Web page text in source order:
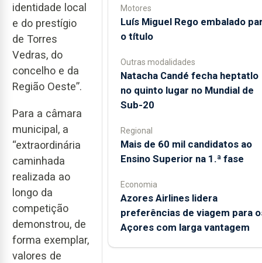
identidade local
e do prestígio
de Torres
Vedras, do
concelho e da
Região Oeste”.
Para a câmara
municipal, a
“extraordinária
caminhada
realizada ao
longo da
competição
demonstrou, de
forma exemplar,
valores de
Motores
Luís Miguel Rego embalado
o título
Outras modalidades
Natacha Candé fecha heptatlo
no quinto lugar no Mundial de
Sub-20
Regional
Mais de 60 mil candidatos ao
Ensino Superior na 1.ª fase
Economia
Azores Airlines lidera
preferências de viagem para
Açores com larga vantagem